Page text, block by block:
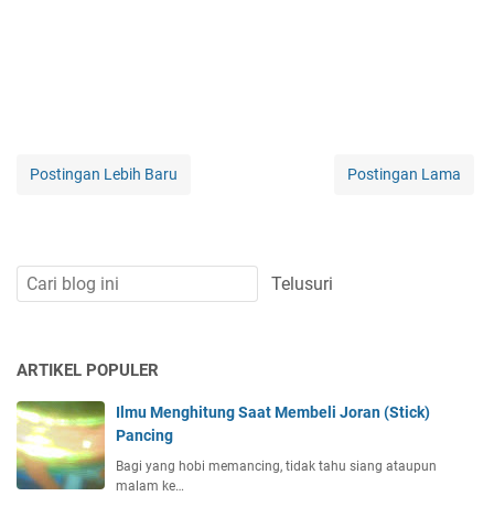
Postingan Lebih Baru Postingan Lama
ARTIKEL POPULER
Ilmu Menghitung Saat Membeli Joran (Stick)
Pancing
Bagi yang hobi memancing, tidak tahu siang ataupun
malam ke…